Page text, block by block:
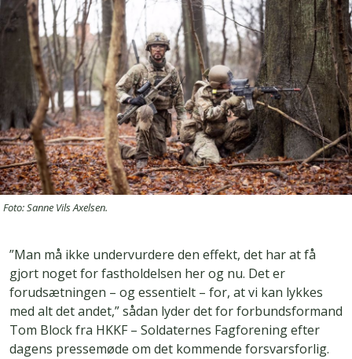
Foto: Sanne Vils Axelsen.
”Man må ikke undervurdere den effekt, det har at få
gjort noget for fastholdelsen her og nu. Det er
forudsætningen – og essentielt – for, at vi kan lykkes
med alt det andet,” sådan lyder det for forbundsformand
Tom Block fra HKKF – Soldaternes Fagforening efter
dagens pressemøde om det kommende forsvarsforlig.